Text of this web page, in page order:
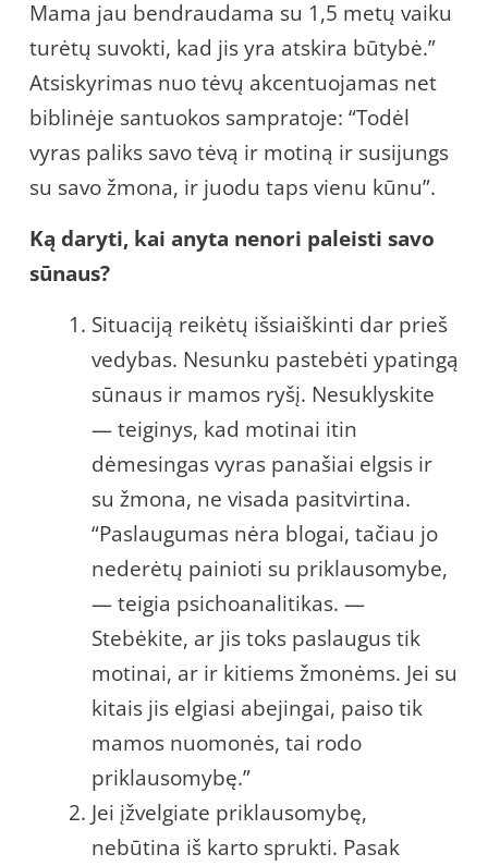
Mama jau bendraudama su 1,5 metų vaiku
turėtų suvokti, kad jis yra atskira būtybė.”
Atsiskyrimas nuo tėvų akcentuojamas net
biblinėje santuokos sampratoje: “Todėl
vyras paliks savo tėvą ir motiną ir susijungs
su savo žmona, ir juodu taps vienu kūnu”.
Ką daryti, kai anyta nenori paleisti savo
sūnaus?
Situaciją reikėtų išsiaiškinti dar prieš
vedybas. Nesunku pastebėti ypatingą
sūnaus ir mamos ryšį. Nesuklyskite
— teiginys, kad motinai itin
dėmesingas vyras panašiai elgsis ir
su žmona, ne visada pasitvirtina.
“Paslaugumas nėra blogai, tačiau jo
nederėtų painioti su priklausomybe,
— teigia psichoanalitikas. —
Stebėkite, ar jis toks paslaugus tik
motinai, ar ir kitiems žmonėms. Jei su
kitais jis elgiasi abejingai, paiso tik
mamos nuomonės, tai rodo
priklausomybę.”
Jei įžvelgiate priklausomybę,
nebūtina iš karto sprukti. Pasak